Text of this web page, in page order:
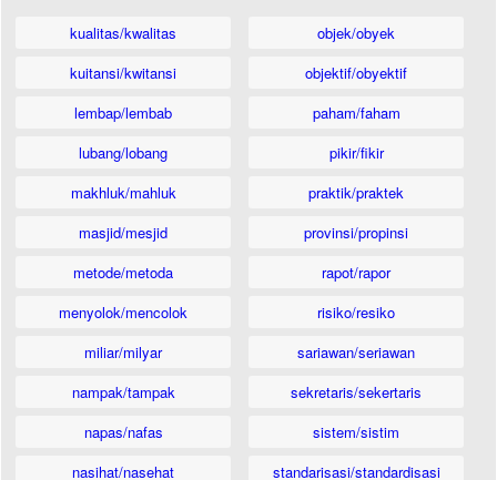
kualitas/kwalitas
kuitansi/kwitansi
lembap/lembab
lubang/lobang
makhluk/mahluk
masjid/mesjid
metode/metoda
menyolok/mencolok
miliar/milyar
nampak/tampak
napas/nafas
nasihat/nasehat
objek/obyek
objektif/obyektif
paham/faham
pikir/fikir
praktik/praktek
provinsi/propinsi
rapot/rapor
risiko/resiko
sariawan/seriawan
sekretaris/sekertaris
sistem/sistim
standarisasi/standardisasi